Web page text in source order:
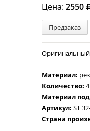
Цена:2550
Предзаказ
Оригинальный
Материал:
Количество:
Материал
Артикул:ST
Страна